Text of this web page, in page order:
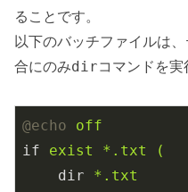
ることです。
以下のバッチファイルは
合にのみdirコマンドを実
@echo
off
if
exist *.txt (
dir
*.txt